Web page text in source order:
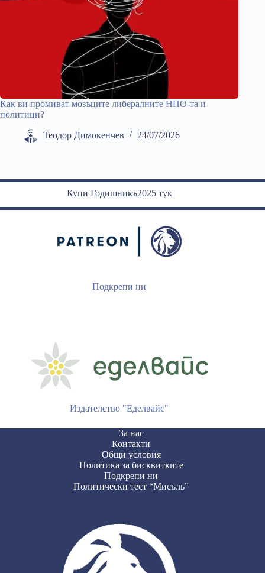
Как ви промиват мозъците либералните НПО-та и
политици?
Теодор Димокенчев 24/07/2026
Купи Годишникъ2025 тук
Подкрепи ни
Издателство "Еделвайс"
За нас
Контакти
Общи условия
Политика за бисквитките
Подкрепи ни
Политически тест “Мисъль”